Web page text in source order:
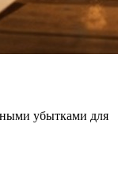
убытками для